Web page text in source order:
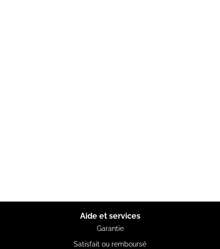
Aide et services
Garantie
Satisfait ou remboursé